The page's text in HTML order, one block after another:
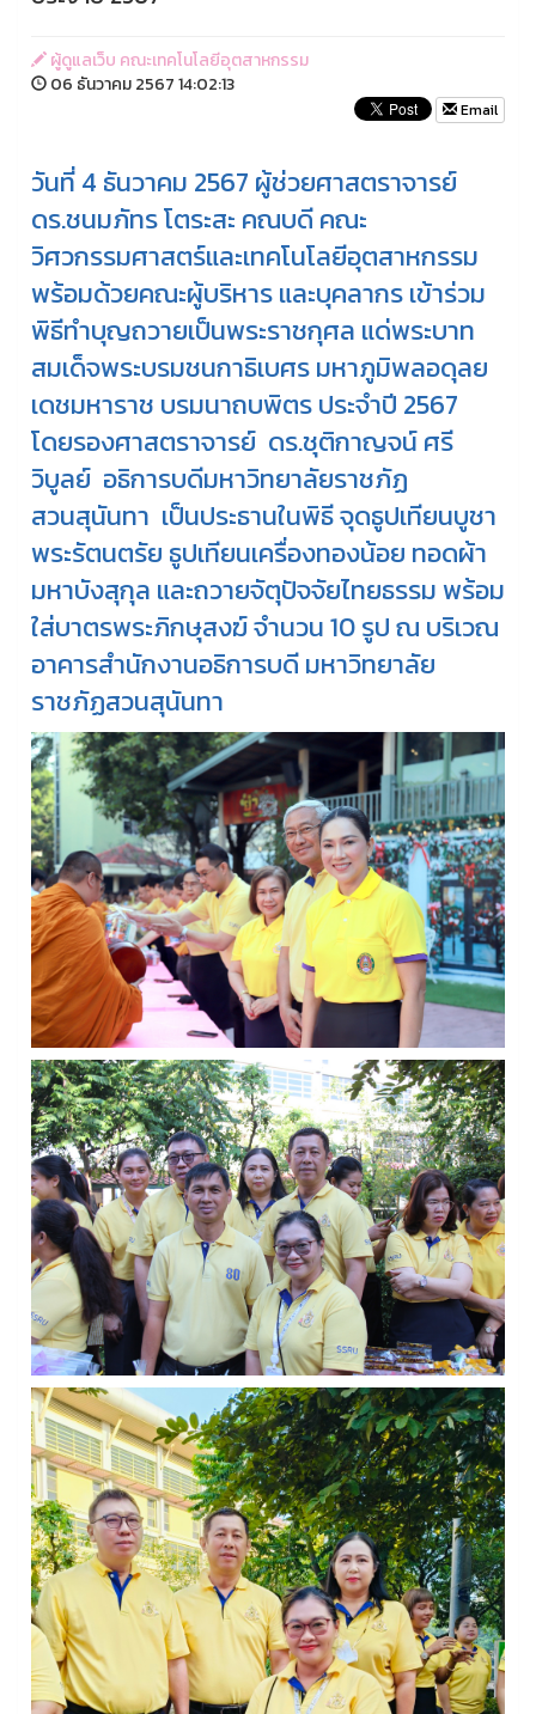
ผู้ดูแลเว็บ คณะเทคโนโลยีอุตสาหกรรม
06 ธันวาคม 2567 14:02:13
Email
วันที่ 4 ธันวาคม 2567 ผู้ช่วยศาสตราจารย์
ดร.ชนมภัทร โตระสะ คณบดี คณะ
วิศวกรรมศาสตร์และเทคโนโลยีอุตสาหกรรม
พร้อมด้วยคณะผู้บริหาร และบุคลากร เข้าร่วม
พิธีทำบุญถวายเป็นพระราชกุศล แด่พระบาท
สมเด็จพระบรมชนกาธิเบศร มหาภูมิพลอดุลย
เดชมหาราช บรมนาถบพิตร ประจำปี 2567
โดยรองศาสตราจารย์ ดร.ชุติกาญจน์ ศรี
วิบูลย์ อธิการบดีมหาวิทยาลัยราชภัฏ
สวนสุนันทา เป็นประธานในพิธี จุดธูปเทียนบูชา
พระรัตนตรัย ธูปเทียนเครื่องทองน้อย ทอดผ้า
มหาบังสุกุล และถวายจัตุปัจจัยไทยธรรม พร้อม
ใส่บาตรพระภิกษุสงฆ์ จำนวน 10 รูป ณ บริเวณ
อาคารสำนักงานอธิการบดี มหาวิทยาลัย
ราชภัฏสวนสุนันทา